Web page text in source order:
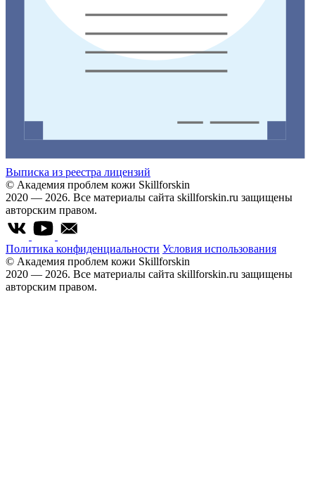
Выписка из реестра лицензий
© Академия проблем кожи Skillforskin
2020 — 2026. Все материалы сайта skillforskin.ru защищены
авторским правом.
Политика конфиденциальности Условия использования
© Академия проблем кожи Skillforskin
2020 — 2026. Все материалы сайта skillforskin.ru защищены
авторским правом.